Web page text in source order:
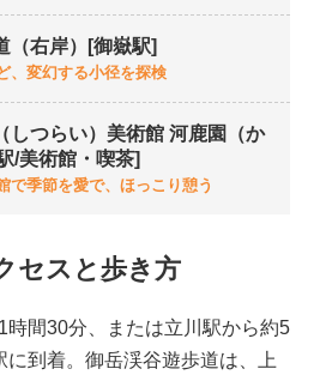
（右岸）[御嶽駅]
、変幻する小径を探検
しつらい）美術館 河鹿園（か
/美術館・喫茶]
で季節を愛で、ほっこり憩う
セスと歩き方
時間30分、または立川駅から約5
到着。御岳渓谷遊歩道は、上